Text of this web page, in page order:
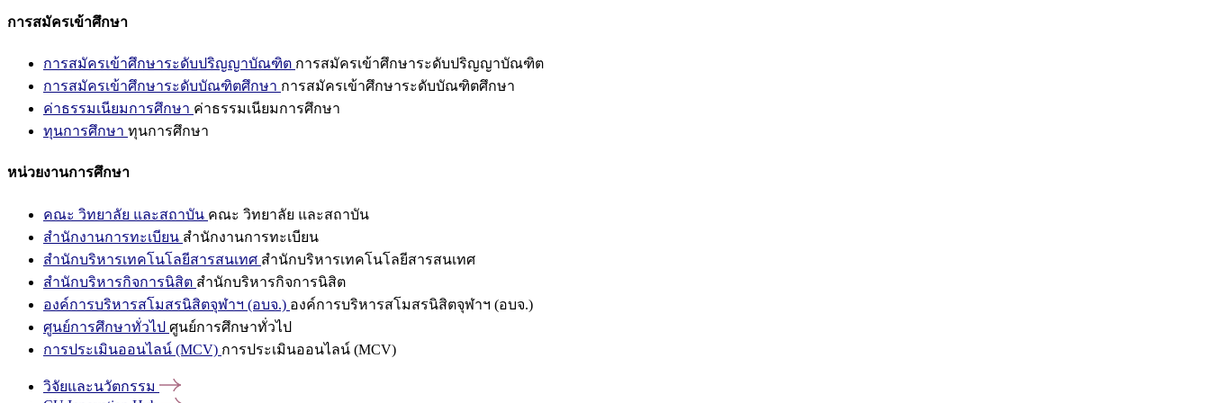
การสมัครเข้าศึกษา
การสมัครเข้าศึกษาระดับปริญญาบัณฑิต การสมัครเข้าศึกษาระดับปริญญาบัณฑิต
การสมัครเข้าศึกษาระดับบัณฑิตศึกษา การสมัครเข้าศึกษาระดับบัณฑิตศึกษา
ค่าธรรมเนียมการศึกษา ค่าธรรมเนียมการศึกษา
ทุนการศึกษา ทุนการศึกษา
หน่วยงานการศึกษา
คณะ วิทยาลัย และสถาบัน คณะ วิทยาลัย และสถาบัน
สำนักงานการทะเบียน สำนักงานการทะเบียน
สำนักบริหารเทคโนโลยีสารสนเทศ สำนักบริหารเทคโนโลยีสารสนเทศ
สำนักบริหารกิจการนิสิต สำนักบริหารกิจการนิสิต
องค์การบริหารสโมสรนิสิตจุฬาฯ (อบจ.) องค์การบริหารสโมสรนิสิตจุฬาฯ (อบจ.)
ศูนย์การศึกษาทั่วไป ศูนย์การศึกษาทั่วไป
การประเมินออนไลน์ (MCV) การประเมินออนไลน์ (MCV)
วิจัยและนวัตกรรม